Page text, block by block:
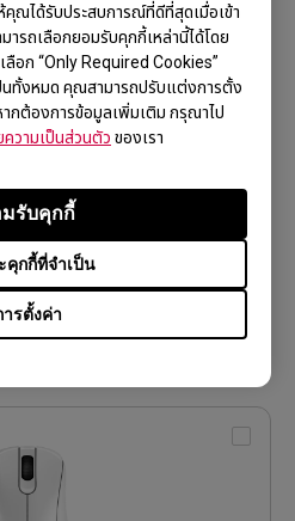
คุณได้รับประสบการณ์ที่ดีที่สุดเมื่อเข้า
ารถเลือกยอมรับคุกกี้เหล่านี้ได้โดย
อก “Only Required Cookies”
นทั้งหมด คุณสามารถปรับแต่งการตั้ง
กต้องการข้อมูลเพิ่มเติม กรุณาไป
ความเป็นส่วนตัว ของเรา
ารตั้งค่า
คุกกี้ที่จำเป็น
มรับคุกกี้
นรู้เพิ่มเติม